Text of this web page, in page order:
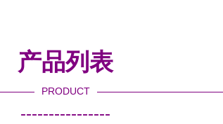
产品列表
PRODUCT
----------------